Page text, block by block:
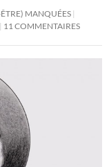
MANQUÉES
11 COMMENTAIRES